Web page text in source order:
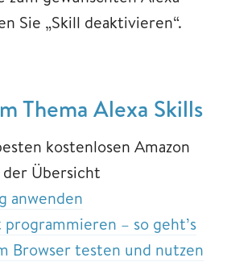
Sie „Skill deaktivieren“.
Thema Alexa Skills
kostenlosen Amazon
Übersicht
anwenden
programmieren – so geht’s
Browser testen und nutzen